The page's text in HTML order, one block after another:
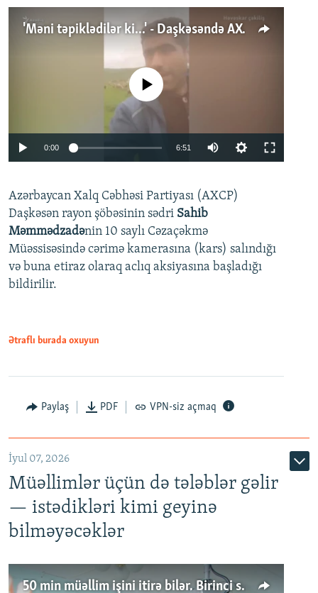
'Məni təpiklədilər ki...' - Daşkəsəndə AXCP fəalının yaxınları onun həbsinə etiraz edirlər
Auto 240p 360p
720p 1080p
No media source currently available
0:00 6:51
360p
720p
1080p
Azərbaycan Xalq Cəbhəsi Partiyası (AXCP)
Daşkəsən rayon şöbəsinin sədri Sahib
Məmmədzadənin 10 saylı Cəzaçəkmə
Müəssisəsində cərimə kamerasına (kars) salındığı
və buna etiraz olaraq aclıq aksiyasına başladığı
bildirilir.
Ətraflı burada oxuyun
Paylaş PDF VPN-siz açmaq
İyul 07, 2026
Müəllimlər üçün də tələblər gəlir
— istədikləri kimi geyinə
bilməyəcəklər
50 min müəllim işini itirə bilər. Birinci sinfə gedənlər azalır